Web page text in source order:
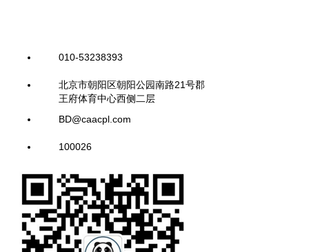
010-53238393
北京市朝阳区朝阳公园南路21号郡
王府体育中心西侧二层
BD@caacpl.com
100026